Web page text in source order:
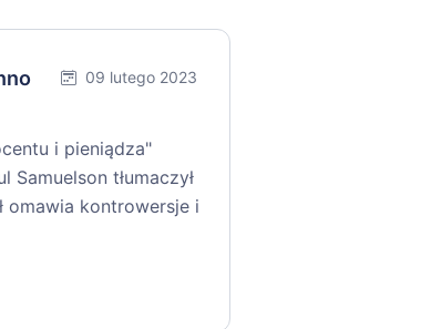
09 lutego 2023
i pieniądza"
Samuelson tłumaczył
omawia kontrowersje i